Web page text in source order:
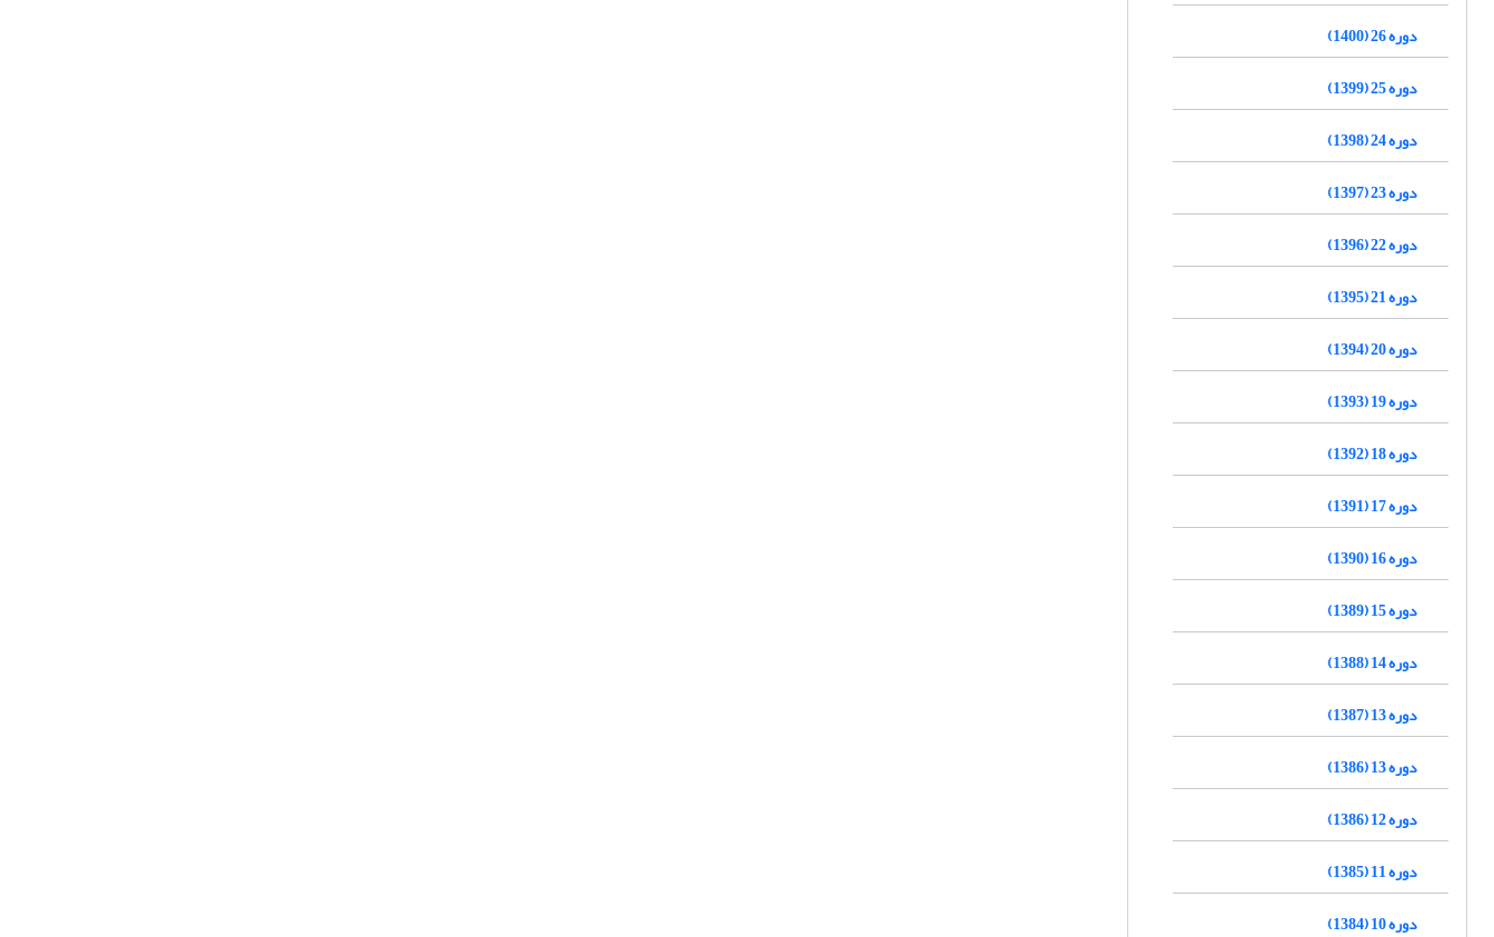
دوره 26 (1400)
دوره 25 (1399)
دوره 24 (1398)
دوره 23 (1397)
دوره 22 (1396)
دوره 21 (1395)
دوره 20 (1394)
دوره 19 (1393)
دوره 18 (1392)
دوره 17 (1391)
دوره 16 (1390)
دوره 15 (1389)
دوره 14 (1388)
دوره 13 (1387)
دوره 13 (1386)
دوره 12 (1386)
دوره 11 (1385)
دوره 10 (1384)